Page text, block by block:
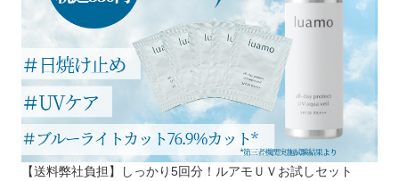
【送料弊社負担】しっかり5回分！ルアモＵＶお試しセット